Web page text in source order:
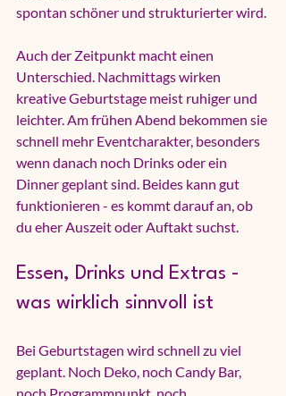
spontan schöner und strukturierter wird.
Auch der Zeitpunkt macht einen
Unterschied. Nachmittags wirken
kreative Geburtstage meist ruhiger und
leichter. Am frühen Abend bekommen sie
schnell mehr Eventcharakter, besonders
wenn danach noch Drinks oder ein
Dinner geplant sind. Beides kann gut
funktionieren - es kommt darauf an, ob
du eher Auszeit oder Auftakt suchst.
Essen, Drinks und Extras -
was wirklich sinnvoll ist
Bei Geburtstagen wird schnell zu viel
geplant. Noch Deko, noch Candy Bar,
noch Programmpunkt, noch